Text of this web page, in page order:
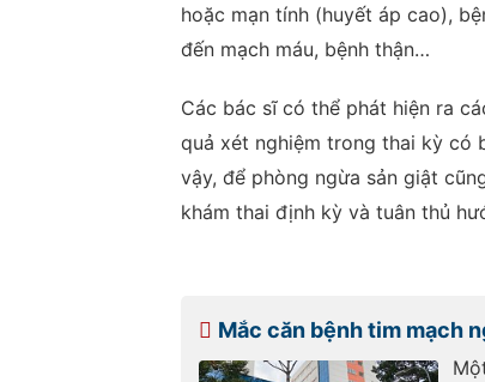
hoặc mạn tính (huyết áp cao),
đến mạch máu, bệnh thận…
Các bác sĩ có thể phát hiện ra
quả xét nghiệm trong thai kỳ có
vậy, để phòng ngừa sản giật
khám thai định kỳ và tuân thủ
Mắc căn bệnh tim mạch